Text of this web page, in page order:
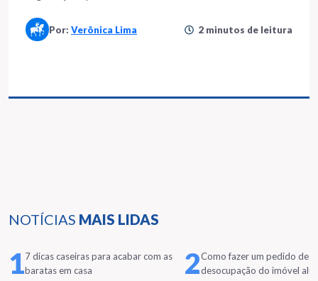
NOTÍCIAS MAIS LIDAS
17 dicas caseiras para acabar com as
baratas em casa
2Como fazer um pedido de
desocupação do imóvel
Por: Verônica Lima 2 minutos de leitura